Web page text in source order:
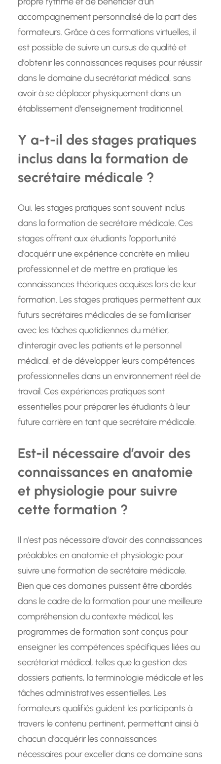
accompagnement personnalisé de la part des
formateurs. Grâce à ces formations virtuelles, il
est possible de suivre un cursus de qualité et
d’obtenir les connaissances requises pour réussir
dans le domaine du secrétariat médical, sans
avoir à se déplacer physiquement dans un
établissement d’enseignement traditionnel.
Y a-t-il des stages pratiques
inclus dans la formation de
secrétaire médicale ?
Oui, les stages pratiques sont souvent inclus
dans la formation de secrétaire médicale. Ces
stages offrent aux étudiants l’opportunité
d’acquérir une expérience concrète en milieu
professionnel et de mettre en pratique les
connaissances théoriques acquises lors de leur
formation. Les stages pratiques permettent aux
futurs secrétaires médicales de se familiariser
avec les tâches quotidiennes du métier,
d’interagir avec les patients et le personnel
médical, et de développer leurs compétences
professionnelles dans un environnement réel de
travail. Ces expériences pratiques sont
essentielles pour préparer les étudiants à leur
future carrière en tant que secrétaire médicale.
Est-il nécessaire d’avoir des
connaissances en anatomie
et physiologie pour suivre
cette formation ?
Il n’est pas nécessaire d’avoir des connaissances
préalables en anatomie et physiologie pour
suivre une formation de secrétaire médicale.
Bien que ces domaines puissent être abordés
dans le cadre de la formation pour une meilleure
compréhension du contexte médical, les
programmes de formation sont conçus pour
enseigner les compétences spécifiques liées au
secrétariat médical, telles que la gestion des
dossiers patients, la terminologie médicale et les
tâches administratives essentielles. Les
formateurs qualifiés guident les participants à
travers le contenu pertinent, permettant ainsi à
chacun d’acquérir les connaissances
nécessaires pour exceller dans ce domaine sans